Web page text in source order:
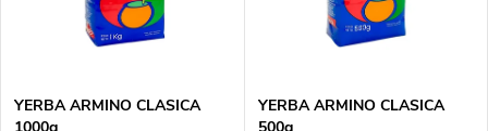
c
YERBA ARMINO CLASICA
YERBA ARMINO CLASICA